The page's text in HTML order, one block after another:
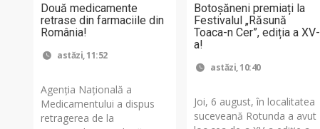
Două medicamente
retrase din farmaciile din
România!
astăzi, 11:52
Agenția Națională a
Medicamentului a dispus
retragerea de la
Botoșăneni premiați la
Festivalul „Răsună
Toaca-n Cer”, ediția a XV-
a!
astăzi, 10:40
Joi, 6 august, în localitatea
suceveană Rotunda a avut